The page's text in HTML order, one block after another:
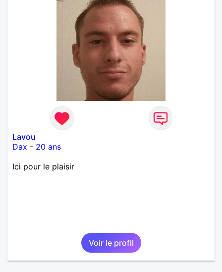
Lavou
Dax - 20 ans
Ici pour le plaisir
Voir le profil